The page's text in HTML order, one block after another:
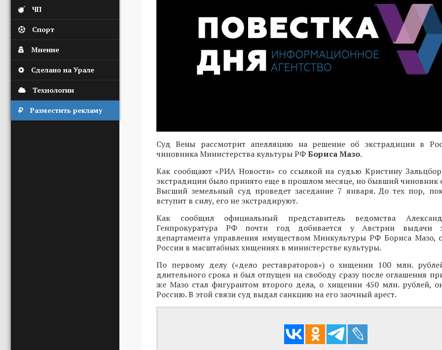
ЧП
Спорт
Мнение
Сделано на Урале
Технологии
Разместить рекламу
Суд Вены рассмотрит апелляцию на решение об экстрадиции в
чиновника Министерства культуры РФБориса Мазо.
Как сообщают «РИА Новости» со ссылкой на судью Кристину
экстрадиции было принято еще в прошлом месяце, но бывший чиновник
Высший земельный суд проведет заседание 7 января. До тех пор,
вступит в силу, его не экстрадируют.
Как сообщил официальный представитель ведомства
Генпрокуратура РФ почти год добивается у Австрии выдачи
департамента управления имуществом Минкультуры РФ Бориса Мазо,
России в масштабных хищениях в министерстве культуры.
По первому делу («дело реставраторов») о хищении 100 млн.
длительного срока и был отпущен на свободу сразу после оглашения
же Мазо стал фигурантом второго дела, о хищении 450 млн. рублей,
Россию. В этой связи суд выдал санкцию на его заочный арест.